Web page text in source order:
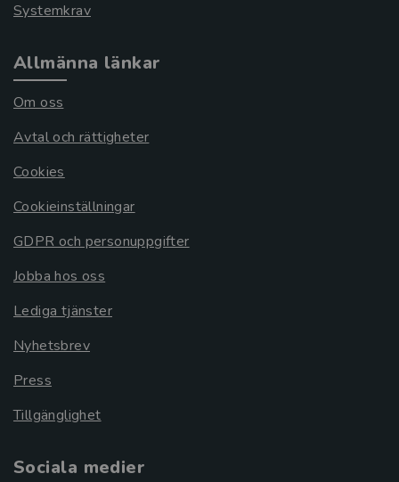
Systemkrav
Allmänna länkar
Om oss
Avtal och rättigheter
Cookies
Cookieinställningar
GDPR och personuppgifter
Jobba hos oss
Lediga tjänster
Nyhetsbrev
Press
Tillgänglighet
Sociala medier